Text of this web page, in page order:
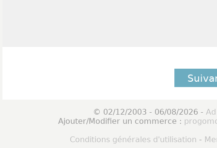
© 02/12/2003 - 06/08/2026 -
Ajouter/Modifier un commerce :
Conditions générales d'utilisation -